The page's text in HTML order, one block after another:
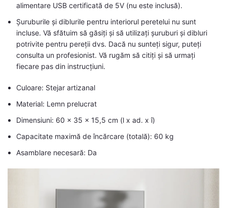
alimentare USB certificată de 5V (nu este inclusă).
Șuruburile și diblurile pentru interiorul peretelui nu sunt
incluse. Vă sfătuim să găsiți și să utilizați șuruburi și dibluri
potrivite pentru pereții dvs. Dacă nu sunteți sigur, puteți
consulta un profesionist. Vă rugăm să citiți și să urmați
fiecare pas din instrucțiuni.
Culoare: Stejar artizanal
Material: Lemn prelucrat
Dimensiuni: 60 x 35 x 15,5 cm (l x ad. x î)
Capacitate maximă de încărcare (totală): 60 kg
Asamblare necesară: Da